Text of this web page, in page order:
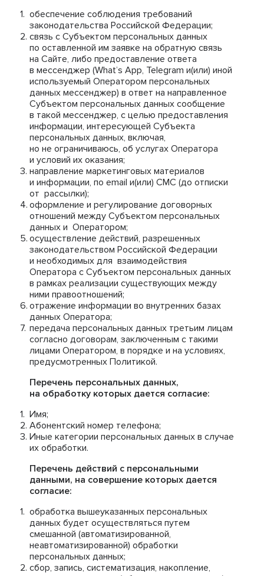
обеспечение соблюдения требований
законодательства Российской Федерации;
связь с Субъектом персональных данных
по оставленной им заявке на обратную связь
на Сайте, либо предоставление ответа
в мессенджер (What’s App, Telegram и(или) иной
используемый Оператором персональных
данных мессенджер) в ответ на направленное
Субъектом персональных данных сообщение
в такой мессенджер, с целью предоставления
информации, интересующей Субъекта
персональных данных, включая,
но не ограничиваюсь, об услугах Оператора
и условий их оказания;
направление маркетинговых материалов
и информации, по email и(или) СМС (до отписки
от рассылки);
оформление и регулирование договорных
отношений между Субъектом персональных
данных и Оператором;
осуществление действий, разрешенных
законодательством Российской Федерации
и необходимых для взаимодействия
Оператора с Субъектом персональных данных
в рамках реализации существующих между
ними правоотношений;
отражение информации во внутренних базах
данных Оператора;
передача персональных данных третьим лицам
согласно договорам, заключенным с такими
лицами Оператором, в порядке и на условиях,
предусмотренных Политикой.
Перечень персональных данных,
на обработку которых дается согласие:
Имя;
Абонентский номер телефона;
Иные категории персональных данных в случае
их обработки.
Перечень действий с персональными
данными, на совершение которых дается
согласие:
обработка вышеуказанных персональных
данных будет осуществляться путем
смешанной (автоматизированной,
неавтоматизированной) обработки
персональных данных;
сбор, запись, систематизация, накопление,